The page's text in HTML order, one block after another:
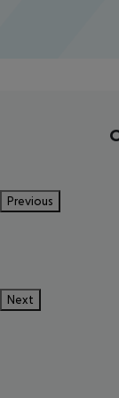
Previous
Next